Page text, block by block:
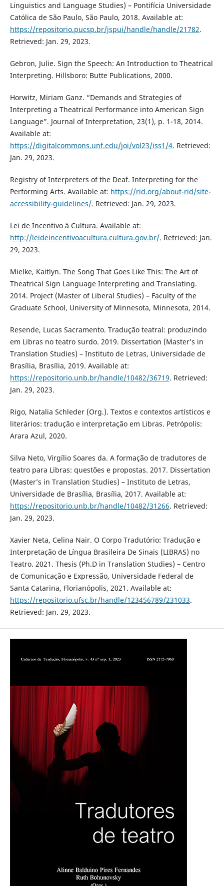
Linguistics and Language Studies) – Pontifícia Universidade
Católica de São Paulo, São Paulo, 2018. Available at:
https://repositorio.pucsp.br/jspui/handle/handle/21782.
Retrieved: Jan. 29, 2023.
Gebron, Julie. Sign the Speech: An Introduction to Theatrical
Interpreting. Hillsboro: Butte Publications, 2000.
Horwitz, Miriam Ganz. “Demands and Strategies of
Interpreting a Theatrical Performance into American Sign
Language”. Journal of Interpretation, 23(1), p. 1-18, 2014.
Available at:
https://digitalcommons.unf.edu/joi/vol23/iss1/4. Retrieved:
Jan. 29, 2023.
Registry of Interpreters of the Deaf. Interpreting for the
Performing Arts. Available at: https://rid.org/about-rid/site-
accessibility-guidelines/. Retrieved: Jan. 29, 2023.
Lei de Incentivo à Cultura. Available at:
http://leideincentivoacultura.cultura.gov.br/. Retrieved: Jan.
29, 2023.
Mielke, Kaitlyn. The Song That Goes Like This: The Art of
Theatrical Sign Language Interpreting and Translating.
2014. Project (Master of Liberal Studies) – Faculty of the
Graduate School, University of Minnesota, Minnesota, 2014.
Resende, Lucas Sacramento. Tradução teatral: produzindo
em Libras no teatro surdo. 2019. Dissertation (Master’s in
Translation Studies) – Instituto de Letras, Universidade de
Brasília, Brasília, 2019. Available at:
https://repositorio.unb.br/handle/10482/36719. Retrieved:
Jan. 29, 2023.
Rigo, Natalia Schleder (Org.). Textos e contextos artísticos e
literários: tradução e interpretação em Libras. Petrópolis:
Arara Azul, 2020.
Silva Neto, Virgílio Soares da. A formação de tradutores de
teatro para Libras: questões e propostas. 2017. Dissertation
(Master’s in Translation Studies) – Instituto de Letras,
Universidade de Brasília, Brasília, 2017. Available at:
https://repositorio.unb.br/handle/10482/31266. Retrieved:
Jan. 29, 2023.
Xavier Neta, Celina Nair. O Corpo Tradutório: Tradução e
Interpretação de Língua Brasileira De Sinais (LIBRAS) no
Teatro. 2021. Thesis (Ph.D in Translation Studies) – Centro
de Comunicação e Expressão, Universidade Federal de
Santa Catarina, Florianópolis, 2021. Available at:
https://repositorio.ufsc.br/handle/123456789/231033.
Retrieved: Jan. 29, 2023.